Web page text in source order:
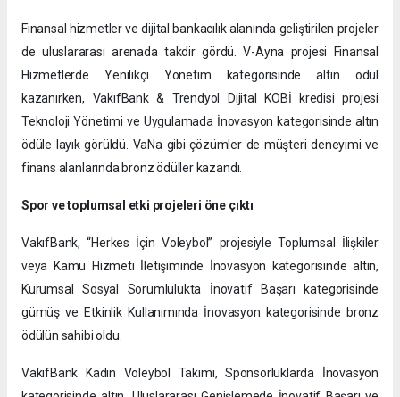
Finansal hizmetler ve dijital bankacılık alanında geliştirilen projeler
de uluslararası arenada takdir gördü. V-Ayna projesi Finansal
Hizmetlerde Yenilikçi Yönetim kategorisinde altın ödül
kazanırken, VakıfBank & Trendyol Dijital KOBİ kredisi projesi
Teknoloji Yönetimi ve Uygulamada İnovasyon kategorisinde altın
ödüle layık görüldü. VaNa gibi çözümler de müşteri deneyimi ve
finans alanlarında bronz ödüller kazandı.
Spor ve toplumsal etki projeleri öne çıktı
VakıfBank, “Herkes İçin Voleybol” projesiyle Toplumsal İlişkiler
veya Kamu Hizmeti İletişiminde İnovasyon kategorisinde altın,
Kurumsal Sosyal Sorumlulukta İnovatif Başarı kategorisinde
gümüş ve Etkinlik Kullanımında İnovasyon kategorisinde bronz
ödülün sahibi oldu.
VakıfBank Kadın Voleybol Takımı, Sponsorluklarda İnovasyon